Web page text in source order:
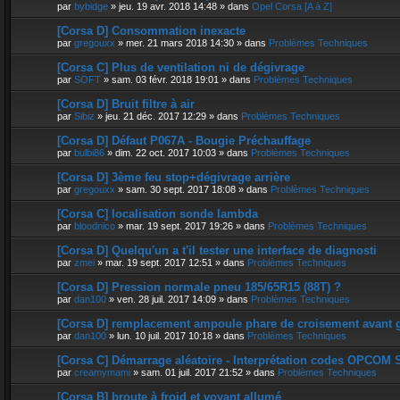
par bybidge » jeu. 19 avr. 2018 14:48 » dans Opel Corsa [A à Z]
[Corsa D] Consommation inexacte
par gregouxx » mer. 21 mars 2018 14:30 » dans Problèmes Techniques
[Corsa C] Plus de ventilation ni de dégivrage
par SOFT » sam. 03 févr. 2018 19:01 » dans Problèmes Techniques
[Corsa D] Bruit filtre à air
par Sibiz » jeu. 21 déc. 2017 12:29 » dans Problèmes Techniques
[Corsa D] Défaut P067A - Bougie Préchauffage
par bulbi86 » dim. 22 oct. 2017 10:03 » dans Problèmes Techniques
[Corsa D] 3ème feu stop+dégivrage arrière
par gregouxx » sam. 30 sept. 2017 18:08 » dans Problèmes Techniques
[Corsa C] localisation sonde lambda
par bloodnico » mar. 19 sept. 2017 19:26 » dans Problèmes Techniques
[Corsa D] Quelqu'un a t'il tester une interface de diagnosti
par zmei » mar. 19 sept. 2017 12:51 » dans Problèmes Techniques
[Corsa D] Pression normale pneu 185/65R15 (88T) ?
par dan100 » ven. 28 juil. 2017 14:09 » dans Problèmes Techniques
[Corsa D] remplacement ampoule phare de croisement avant
par dan100 » lun. 10 juil. 2017 10:18 » dans Problèmes Techniques
[Corsa C] Démarrage aléatoire - Interprétation codes OPCOM
par creamymami » sam. 01 juil. 2017 21:52 » dans Problèmes Techniques
[Corsa B] broute à froid et voyant allumé